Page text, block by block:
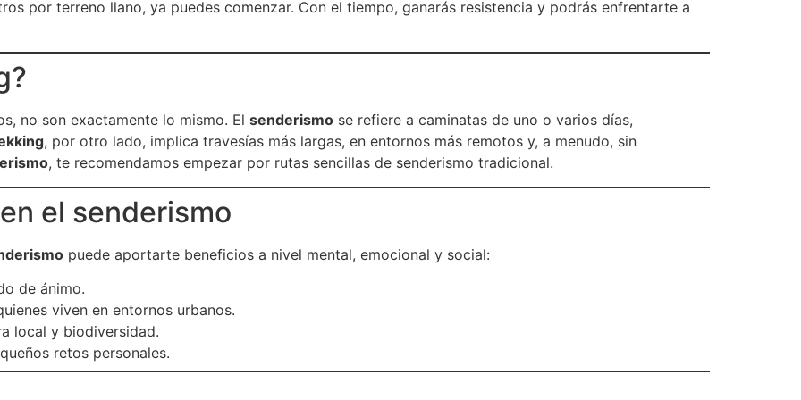
por terreno llano, ya puedes comenzar. Con el tiempo, ganarás resistencia y podrás enfrentarte a
no son exactamente lo mismo. El senderismo se refiere a caminatas de uno o varios días,
, por otro lado, implica travesías más largas, en entornos más remotos y, a menudo, sin
, te recomendamos empezar por rutas sencillas de senderismo tradicional.
el senderismo
puede aportarte beneficios a nivel mental, emocional y social:
de ánimo.
viven en entornos urbanos.
local y biodiversidad.
retos personales.